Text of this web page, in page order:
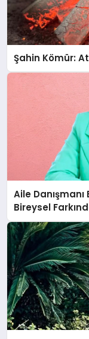
Şahin Kömür:
Aile
Bireysel
Anlatıyor